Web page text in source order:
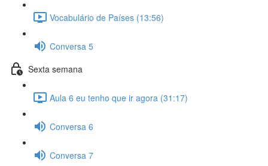
Vocabulário de Países (13:56)
Conversa 5
Sexta semana
Aula 6 eu tenho que ir agora (31:17)
Conversa 6
Conversa 7